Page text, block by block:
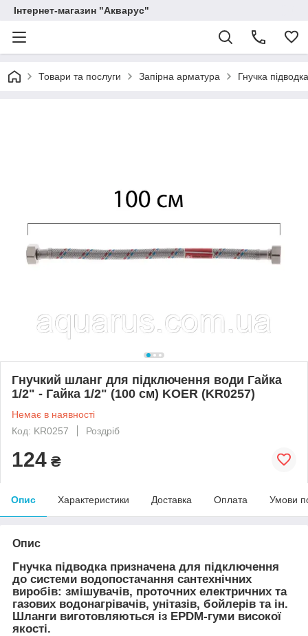
Інтернет-магазин "Акварус"
Товари та послуги Запірна арматура Гнучка підводка
Гнучкий шланг для підключення води Гайка
1/2" - Гайка 1/2" (100 см) KOER (KR0257)
Немає в наявності
Код: KR0257
Роздріб
124 ₴
Опис Характеристики Доставка Оплата Умови
Опис
Гнучка підводка призначена для підключення
до системи водопостачання сантехнічних
виробів: змішувачів, проточних електричних та
газових водонагрівачів, унітазів, бойлерів та ін.
Шланги виготовляються із EPDM-гуми високої
якості.